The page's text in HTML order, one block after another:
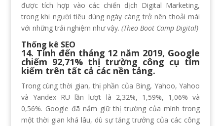
được tích hợp vào các chiến dịch Digital Marketing,
trong khi người tiêu dùng ngày càng trở nên thoải mái
với những trải nghiệm như vậy. (Theo Boot Camp Digital)
Thống kê SEO
14. Tính đến tháng 12 năm 2019, Google
chiếm 92,71% thị trường công cụ tìm
kiếm trên tất cả các nền tảng.
Trong cùng thời gian, thị phần của Bing, Yahoo, Yahoo
và Yandex RU lần lượt là 2,32%, 1,59%, 1,06% và
0,56%. Google đã nắm giữ thị trường của mình trong
một thời gian khá lâu, dù sự tăng trưởng của các công